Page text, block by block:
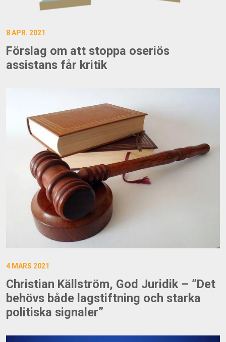
8 APR. 2021
Förslag om att stoppa oseriös
assistans får kritik
4 MARS 2021
Christian Källström, God Juridik – ”Det
behövs både lagstiftning och starka
politiska signaler”